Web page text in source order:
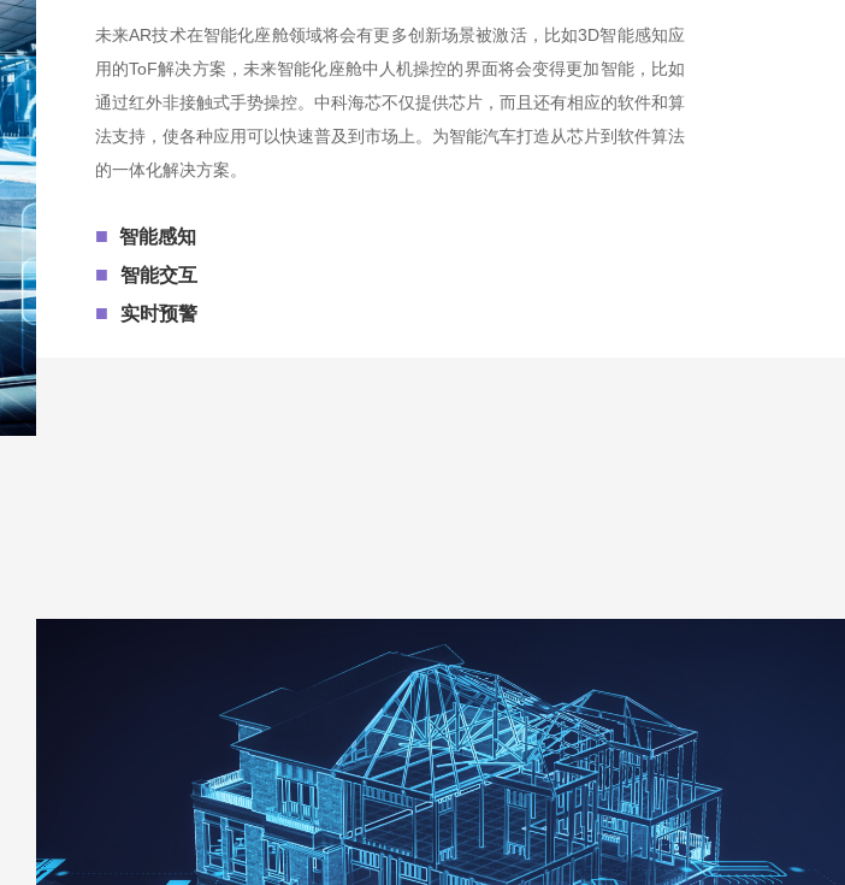
未来AR技术在智能化座舱领域将会有更多创新场景被激活，比如3D智能感知应
用的ToF解决方案，未来智能化座舱中人机操控的界面将会变得更加智能，比如
通过红外非接触式手势操控。中科海芯不仅提供芯片，而且还有相应的软件和算
法支持，使各种应用可以快速普及到市场上。为智能汽车打造从芯片到软件算法
的一体化解决方案。
■ 智能感知
■ 智能交互
■ 实时预警